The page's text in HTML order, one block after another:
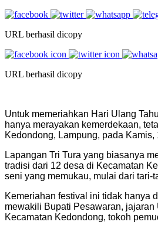
URL berhasil dicopy
URL berhasil dicopy
Untuk memeriahkan Hari Ulang
hanya merayakan kemerdekaan,
Kedondong, Lampung, pada
Lapangan Tri Tura yang biasanya
tradisi dari 12 desa di Kecamatan
seni yang memukau, mulai dari tari-
Kemeriahan festival ini tidak hanya
mewakili Bupati Pesawaran,
Kecamatan Kedondong, tokoh